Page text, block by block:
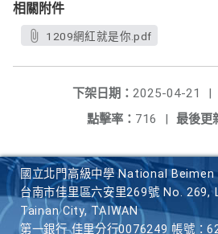
相關附件
1209網紅就是你.pdf
下架日期： 2025-04-21
|
最後更
點擊率： 716 |
國立北門高級中學 National
台南市佳里區六安里269號 No.
Tainan City, TAIWAN
第一銀行 佳里分行0076249 帳號：